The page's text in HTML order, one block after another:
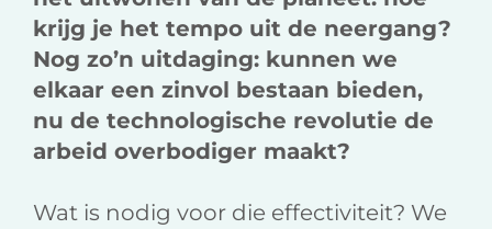
krijg je het tempo uit de neergang?
Nog zo’n uitdaging: kunnen we
elkaar een zinvol bestaan bieden,
nu de technologische revolutie de
arbeid overbodiger maakt?
Wat is nodig voor die effectiviteit? We